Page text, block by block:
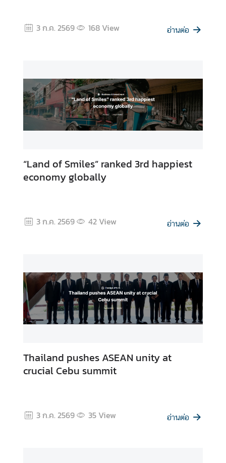
3 ก.ค. 2569 168View อ่านต่อ
“Land of Smiles” ranked 3rd happiest
economy globally
3 ก.ค. 2569 42View อ่านต่อ
Thailand pushes ASEAN unity at
crucial Cebu summit
3 ก.ค. 2569 35View อ่านต่อ